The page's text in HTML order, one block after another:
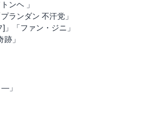
ンヘ 」
ランダン 不汗党」
「ファン・ジニ」
」
」